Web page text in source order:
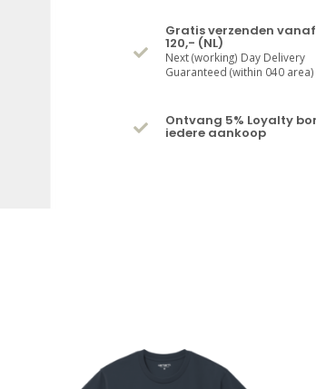
Gratis verzenden
120,- (NL)
Next (working) Day Delivery
Guaranteed (within 040 area)
Ontvang 5% Loyalty
iedere aankoop